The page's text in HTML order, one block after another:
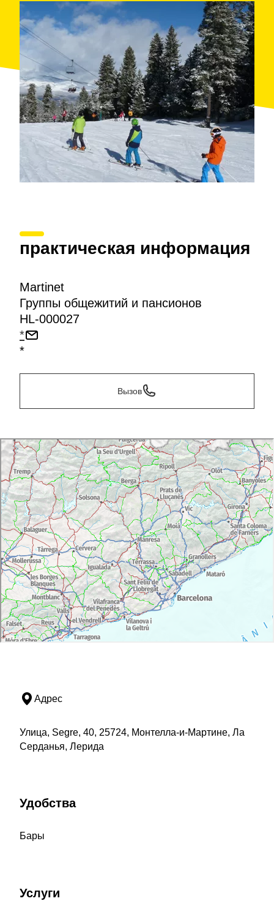
практическая информация
Martinet
Группы общежитий и пансионов
HL-000027
*
*
Вызов
Адрес
Улица, Segre, 40, 25724, Монтелла-и-Мартине, Ла
Серданья, Лерида
Удобства
Бары
Услуги